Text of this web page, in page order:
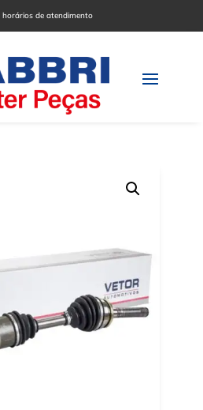
de atendimento